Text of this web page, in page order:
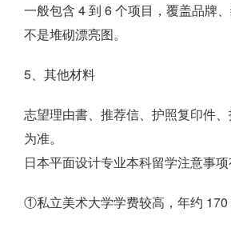
一般包含 4 到 6 个项目，覆盖品牌
不是堆砌漂亮图。
5、其他材料
志望理由書、推荐信、护照复印件
为准。
日本平面设计专业本科留学注意事项
①私立美术大学学费较高，年约